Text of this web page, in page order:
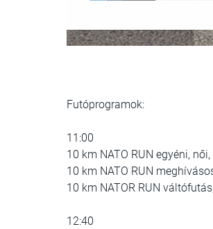
Futóprogramok:
11:00
10 km NATO RUN egyéni,
10 km NATO RUN
10 km NATOR RUN
12:40